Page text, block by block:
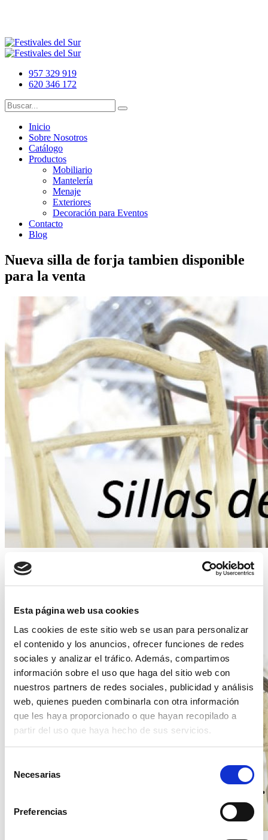
Esta página web usa cookies
Las cookies de este sitio web se usan para personalizar
el contenido y los anuncios, ofrecer funciones de redes
sociales y analizar el tráfico. Además, compartimos
información sobre el uso que haga del sitio web con
nuestros partners de redes sociales, publicidad y análisis
web, quienes pueden combinarla con otra información
que les haya proporcionado o que hayan recopilado a
partir del uso que haya hecho de sus servicios.
Necesarias
Preferencias
957 329 919
620 346 172
Inicio
Sobre Nosotros
Catálogo
Productos
Mobiliario
Mantelería
Menaje
Exteriores
Decoración para Eventos
Contacto
Blog
Nueva silla de forja tambien disponible
para la venta
Ya está disponible en nuestro catálogo la nueva silla de forja de
Festivales del Sur y también a partir de ahora esta disponible para
los profesionales de la hostelería para su venta. No dude en venir a
sorprenderá muy gratamente.
Síganos en nuestra web o en la redes sociales de nuestra marca
Festivales del Sur.